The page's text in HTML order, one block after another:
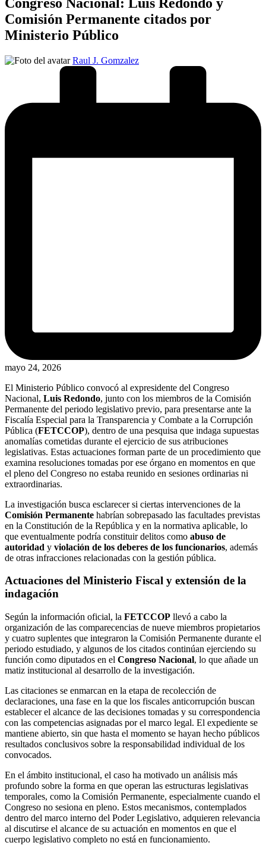
Comisión Permanente citados por
Ministerio Público
Publicado
Raul J. Gomzalez
mayo 24, 2026
El Ministerio Público convocó al expresidente del Congreso
Nacional, Luis Redondo, junto con los miembros de la Comisión
Permanente del periodo legislativo previo, para presentarse ante la
Fiscalía Especial para la Transparencia y Combate a la Corrupción
Pública (FETCCOP), dentro de una pesquisa que indaga supuestas
anomalías cometidas durante el ejercicio de sus atribuciones
legislativas. Estas actuaciones forman parte de un procedimiento que
examina resoluciones tomadas por ese órgano en momentos en que
el pleno del Congreso no estaba reunido en sesiones ordinarias ni
extraordinarias.
La investigación busca esclarecer si ciertas intervenciones de la
Comisión Permanente habrían sobrepasado las facultades previstas
en la Constitución de la República y en la normativa aplicable, lo
que eventualmente podría constituir delitos como abuso de
autoridad y violación de los deberes de los funcionarios, además
de otras infracciones relacionadas con la gestión pública.
Actuaciones del Ministerio Fiscal y extensión de la
indagación
Según la información oficial, la FETCCOP llevó a cabo la
organización de las comparecencias de nueve miembros propietarios
y cuatro suplentes que integraron la Comisión Permanente durante el
periodo estudiado, y algunos de los citados continúan ejerciendo su
función como diputados en el Congreso Nacional, lo que añade un
matiz institucional al desarrollo de la investigación.
Las citaciones se enmarcan en la etapa de recolección de
declaraciones, una fase en la que los fiscales anticorrupción buscan
establecer el alcance de las decisiones tomadas y su correspondencia
con las competencias asignadas por el marco legal. El expediente se
mantiene abierto, sin que hasta el momento se hayan hecho públicos
resultados conclusivos sobre la responsabilidad individual de los
convocados.
En el ámbito institucional, el caso ha motivado un análisis más
profundo sobre la forma en que operan las estructuras legislativas
temporales, como la Comisión Permanente, especialmente cuando el
Congreso no sesiona en pleno. Estos mecanismos, contemplados
dentro del marco interno del Poder Legislativo, adquieren relevancia
al discutirse el alcance de su actuación en momentos en que el
cuerpo legislativo completo no está en funcionamiento.